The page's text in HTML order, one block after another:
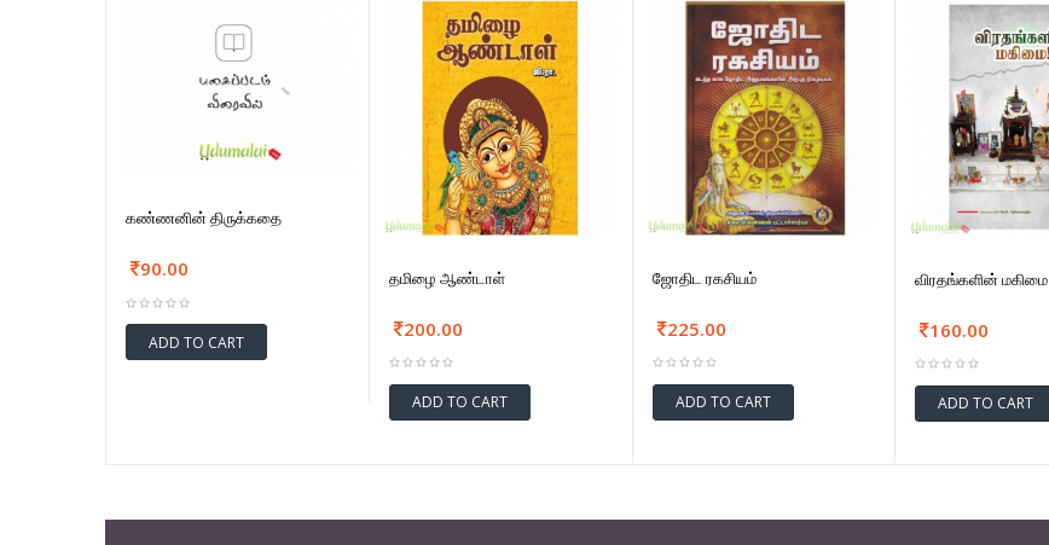
கண்ணனின் திருக்கதை
90.00
ADD TO CART
தமிழை ஆண்டாள்
200.00
ADD TO CART
ஜோதிட ரகசியம்
225.00
ADD TO CART
விரதங்களின் மகிமை
160.00
ADD TO CART